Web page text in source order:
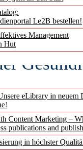
Le2B bestellen!
Management
Hut
eLibrary in neuem
Content Marketing –
publications and
in höchster